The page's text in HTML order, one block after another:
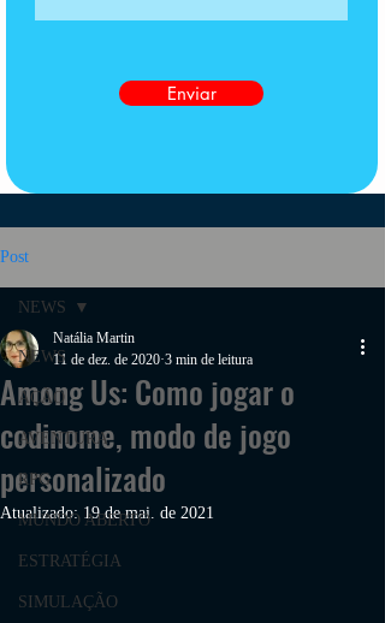
Enviar
Post
NEWS
AÇÃO
AVENTURA
RPG
MUNDO ABERTO
ESTRATÉGIA
SIMULAÇÃO
NEWS
Among Us: Como jogar o
codinome, modo de jogo
personalizado
Natália Martin
11 de dez. de 2020 3 min de leitura
Atualizado: 19 de mai. de 2021